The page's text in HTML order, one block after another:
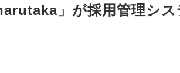
」が採用管理シス